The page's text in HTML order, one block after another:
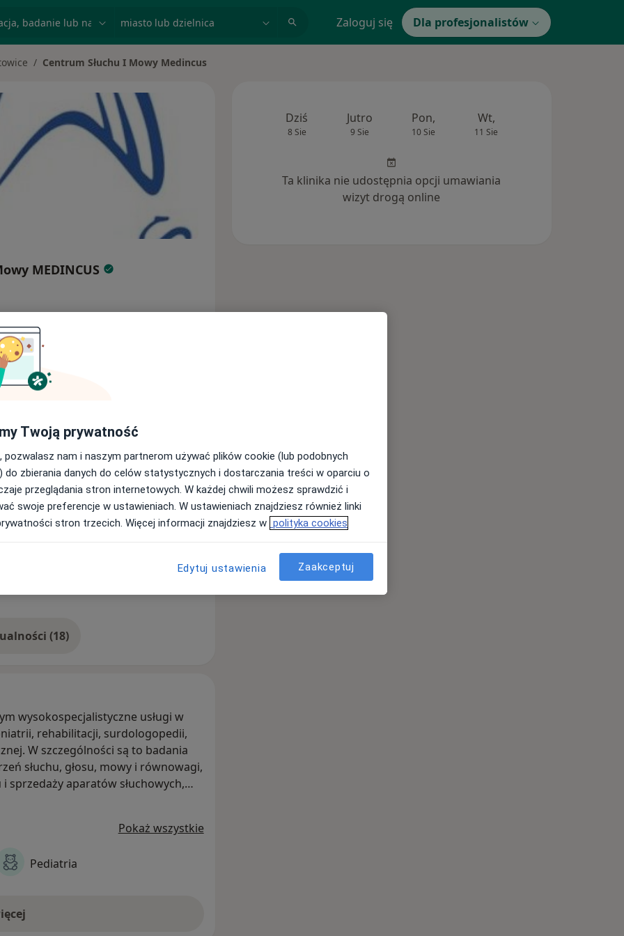
Zaloguj się Dla profesjonalistów
Centrum Słuchu I Mowy Medincus
MEDINCUS
Specjaliści Adresy
Pokaż więcej aktualności (18)
wysokospecjalistyczne usługi w
rehabilitacji, surdologopedii,
W szczególności są to badania
słuchu, głosu, mowy i równowagi,
sprzedaży aparatów słuchowych,
rehabilitacji słuchu i mowy.
NZOZ-u Centrum Słuchu i
Pokaż wszystkie
Pediatria
Dziś
8 Sie
Jutro
9 Sie
Pon,
10 Sie
Wt,
11 Sie
Ta klinika nie udostępnia opcji umawiania
wizyt drogą online
Twoją prywatność
pozwalasz nam i naszym partnerom używać plików cookie (lub podobnych
do zbierania danych do celów statystycznych i dostarczania treści w oparciu o
przeglądania stron internetowych. W każdej chwili możesz sprawdzić i
swoje preferencje w ustawieniach. W ustawieniach znajdziesz również linki
stron trzecich. Więcej informacji znajdziesz w polityka cookies
Edytuj ustawienia Zaakceptuj